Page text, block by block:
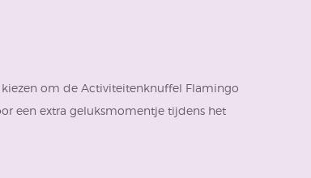
om de Activiteitenknuffel Flamingo
een extra geluksmomentje tijdens het